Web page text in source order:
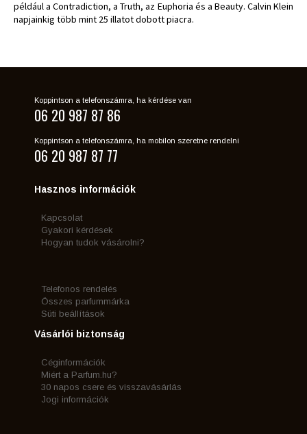
például a Contradiction, a Truth, az Euphoria és a Beauty. Calvin Klein
napjainkig több mint 25 illatot dobott piacra.
Koppintson a telefonszámra, ha kérdése van
06 20 987 87 86
Koppintson a telefonszámra, ha mobilon szeretne rendelni
06 20 987 87 77
Hasznos információk
Kapcsolat
Gyakori kérdések
Hogyan tudok vásárolni?
Telefonos rendelés
Összes parfummárka
Süti beállítások
Vásárlói biztonság
Céginformációk
Miért a Parfum.hu?
30 napos csere és visszavásárlás
Jogi információk